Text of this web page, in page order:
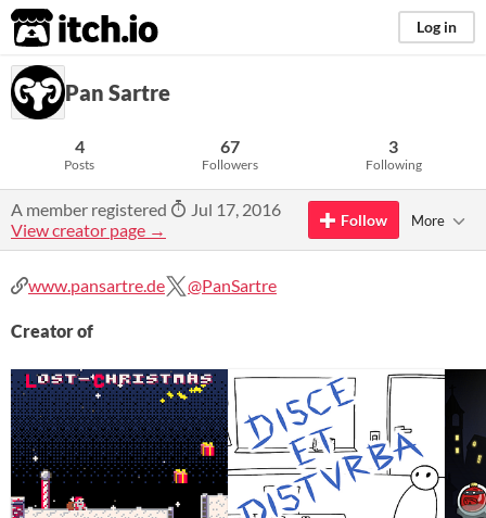
itch.io Log in
Pan Sartre
4
Posts
67
Followers
3
Following
A member registered
Jul 17, 2016
View creator page →
Follow More
www.pansartre.de @PanSartre
Creator of